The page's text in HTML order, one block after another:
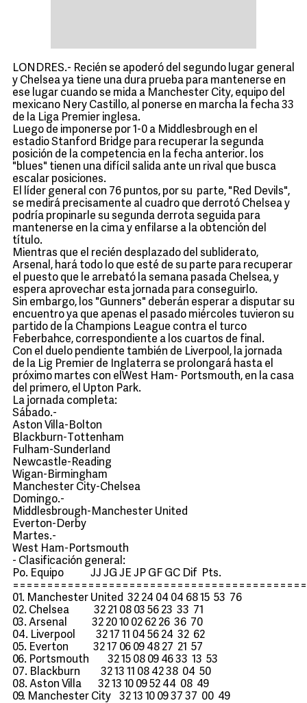
LONDRES.- Recién se apoderó del segundo lugar general
y Chelsea ya tiene una dura prueba para mantenerse en
ese lugar cuando se mida a Manchester City, equipo del
mexicano Nery Castillo, al ponerse en marcha la fecha 33
de la Liga Premier inglesa.
Luego de imponerse por 1-0 a Middlesbrough en el
estadio Stanford Bridge para recuperar la segunda
posición de la competencia en la fecha anterior. los
"blues" tienen una difícil salida ante un rival que busca
escalar posiciones.
El líder general con 76 puntos, por su parte, "Red Devils",
se medirá precisamente al cuadro que derrotó Chelsea y
podría propinarle su segunda derrota seguida para
mantenerse en la cima y enfilarse a la obtención del
título.
Mientras que el recién desplazado del subliderato,
Arsenal, hará todo lo que esté de su parte para recuperar
el puesto que le arrebató la semana pasada Chelsea, y
espera aprovechar esta jornada para conseguirlo.
Sin embargo, los "Gunners" deberán esperar a disputar su
encuentro ya que apenas el pasado miércoles tuvieron su
partido de la Champions League contra el turco
Feberbahce, correspondiente a los cuartos de final.
Con el duelo pendiente también de Liverpool, la jornada
de la Lig Premier de Inglaterra se prolongará hasta el
próximo martes con elWest Ham- Portsmouth, en la casa
del primero, el Upton Park.
La jornada completa:
Sábado.-
Aston Villa-Bolton
Blackburn-Tottenham
Fulham-Sunderland
Newcastle-Reading
Wigan-Birmingham
Manchester City-Chelsea
Domingo.-
Middlesbrough-Manchester United
Everton-Derby
Martes.-
West Ham-Portsmouth
- Clasificación general:
Po. Equipo JJ JG JE JP GF GC Dif Pts.
01. Manchester United 32 24 04 04 68 15 53 76
02. Chelsea 32 21 08 03 56 23 33 71
03. Arsenal 32 20 10 02 62 26 36 70
04. Liverpool 32 17 11 04 56 24 32 62
05. Everton 32 17 06 09 48 27 21 57
06. Portsmouth 32 15 08 09 46 33 13 53
07. Blackburn 32 13 11 08 42 38 04 50
08. Aston Villa 32 13 10 09 52 44 08 49
09. Manchester City 32 13 10 09 37 37 00 49